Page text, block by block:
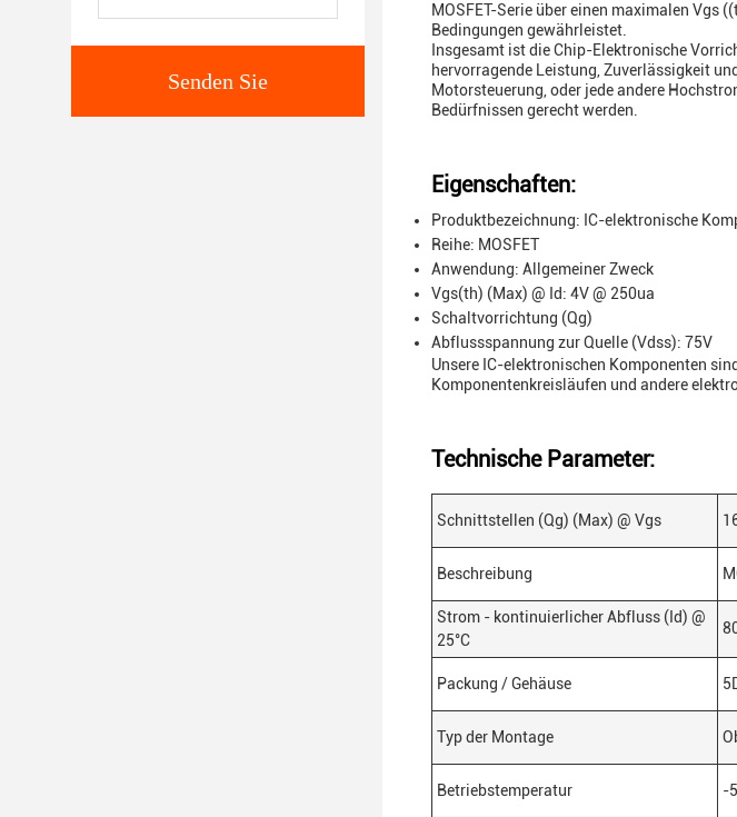
Senden Sie
MOSFET-Serie über einen maximalen Vgs
Bedingungen gewährleistet.
Insgesamt ist die Chip-Elektronische
hervorragende Leistung, Zuverlässigkeit
Motorsteuerung, oder jede andere
Bedürfnissen gerecht werden.
Eigenschaften:
Produktbezeichnung: IC-elektronische
Reihe: MOSFET
Anwendung: Allgemeiner Zweck
Vgs(th) (Max) @ Id: 4V @ 250ua
Schaltvorrichtung (Qg)
Abflussspannung zur Quelle (Vdss): 75V
Unsere IC-elektronischen Komponenten
Komponentenkreisläufen und andere
Technische Parameter:
Schnittstellen (Qg) (Max) @ Vgs
Beschreibung
Strom - kontinuierlicher Abfluss (Id) @
25°C
Packung / Gehäuse
Typ der Montage
Betriebstemperatur -